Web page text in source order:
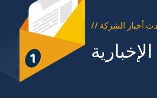
أخبار الشركة